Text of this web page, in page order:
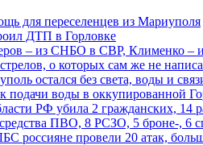
для переселенцев из Мариуполя
ДТП в Горловке
– из СНБО в СВР, Клименко
о которых сам же не
остался без света, воды и
воды в оккупированной
РФ убила 2 гражданских, 14
ПВО, 8 РСЗО, 5 броне-, 6
россияне провели 20 атак,